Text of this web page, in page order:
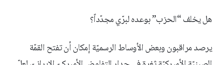
هل يخلف “الحزب” بوعده لبرّي مجدّداً؟
يرصد مراقبون وبعض الأوساط الرسميّة إمكان أن تفتح القمّة